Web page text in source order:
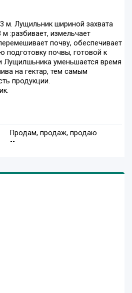
м. Лущильник шириной захвата
:разбивает, измельчает
почву, обеспечивает
подготовку почвы, готовой к
Лущилшьника уменьшается время
на гектар, тем самым
продукции.
Продам, продаж, продаю
--